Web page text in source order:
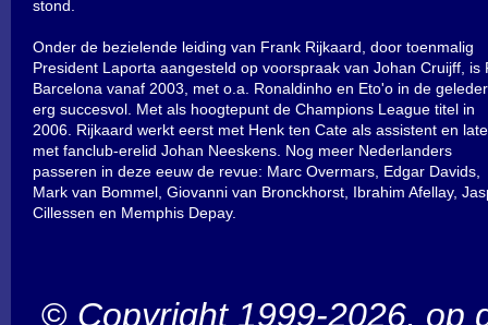
stond.
Onder de bezielende leiding van Frank Rijkaard, door toenmalig
President Laporta aangesteld op voorspraak van Johan Cruijff, is
Barcelona vanaf 2003, met o.a. Ronaldinho en Eto'o in de
erg succesvol. Met als hoogtepunt de Champions League titel in
2006. Rijkaard werkt eerst met Henk ten Cate als assistent en
met fanclub-erelid Johan Neeskens. Nog meer Nederlanders
passeren in deze eeuw de revue: Marc Overmars, Edgar Davids,
Mark van Bommel, Giovanni van Bronckhorst, Ibrahim Afellay,
Cillessen en Memphis Depay.
© Copyright 1999-2026, op